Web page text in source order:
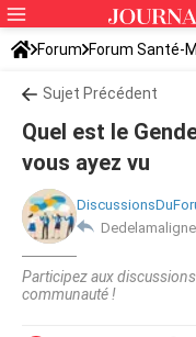
Forum Forum Santé-
Sujet Précédent
Quel est le
vous ayez vu
Participez aux
communauté !